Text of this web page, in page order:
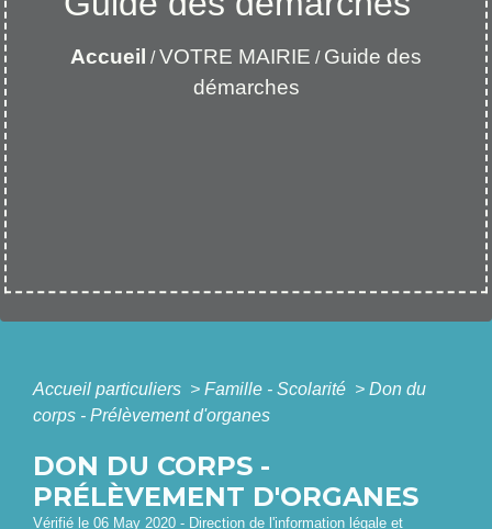
Accueil /VOTRE MAIRIE / Guide des
démarches
Accueil particuliers > Famille - Scolarité > Don du
corps - Prélèvement d'organes
DON DU CORPS -
PRÉLÈVEMENT D'ORGANES
Vérifié le 06 May 2020 - Direction de l'information légale et